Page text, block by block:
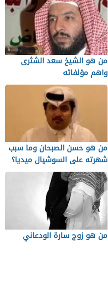
من هو الشيخ سعد الشثرى
واهم مؤلفاته
من هو حسن الصبحان وما سبب
شهرته على السوشيال ميديا؟
من هو زوج سارة الودعاني